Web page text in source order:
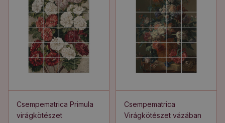
Csempematrica Primula
virágkötészet
Csempematrica
Virágkötészet vázában